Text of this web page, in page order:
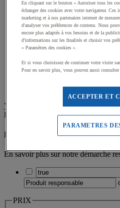
Equipement Terrain de
Poteaux de Tennis (6)
Voir plus
Voir moins
Filtrez par
Produit responsable
En savoir plus sur notre démarche
PRIX
En cliquant sur le bouton « Autoriser tous les
échanger des cookies avec votre navigateur.
marketing et à nos partenaires internet de
d'analyser vos préférences de contenu. Nous
encore plus adaptés à vos besoins et de la
d'informations sur les finalités et choisir vos
« Paramètres des cookies ».
Et si vous choisissez de continuer votre visite
Pour en savoir plus, vous pouvez aussi consulter
ACCEPTER ET
PARAMETRES